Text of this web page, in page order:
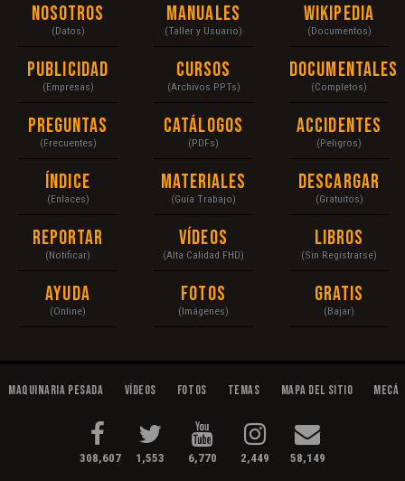
Nosotros
(Datos)
Publicidad
(Empresas)
Preguntas
(Frecuentes)
Índice
(Enlaces)
Reportar
(Notificar)
Ayuda
(Online)
Manuales
(Taller y Usuario)
Cursos
(Archivos PPTs)
Catálogos
(PDFs)
Materiales
(Guía Trabajo)
Vídeos
(Alta Calidad FHD)
Fotos
(Imágenes)
Wikipedia
(Documentos)
Documentales
(Completos)
Accidentes
(Peligros)
Descargar
(Gratuitos)
Libros
(Sin Registrarse)
Gratis
(Bajar)
Maquinaria Pesada Vídeos Fotos Temas Mapa del Sitio
308,607 1,553 6,770 2,449 58,149